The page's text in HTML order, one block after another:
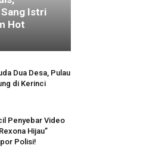
Istri
Hot
Dua Desa, Pulau
di Kerinci
Penyebar Video
Hijau”
Polisi!